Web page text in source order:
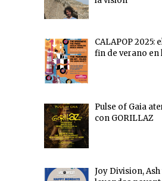
CALAPOP 2025:
fin de verano en
Pulse of Gaia
con GORILLAZ
Joy Division,